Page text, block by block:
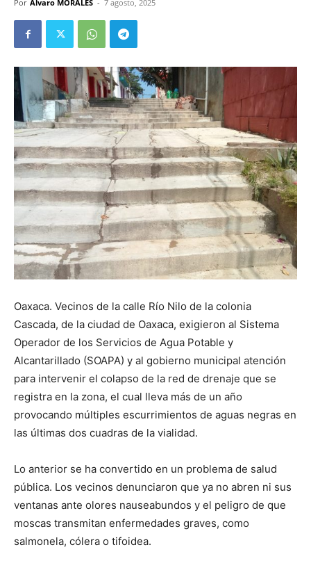
Por Álvaro MORÁLES - 7 agosto, 2025
Oaxaca. Vecinos de la calle Río Nilo de la colonia
Cascada, de la ciudad de Oaxaca, exigieron al Sistema
Operador de los Servicios de Agua Potable y
Alcantarillado (SOAPA) y al gobierno municipal atención
para intervenir el colapso de la red de drenaje que se
registra en la zona, el cual lleva más de un año
provocando múltiples escurrimientos de aguas negras en
las últimas dos cuadras de la vialidad.
Lo anterior se ha convertido en un problema de salud
pública. Los vecinos denunciaron que ya no abren ni sus
ventanas ante olores nauseabundos y el peligro de que
moscas transmitan enfermedades graves, como
salmonela, cólera o tifoidea.